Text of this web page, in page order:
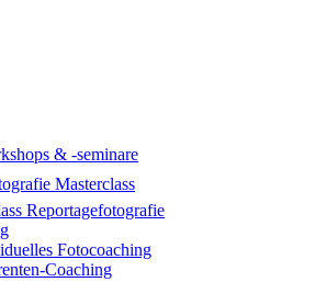
& -seminare
Masterclass
Reportagefotografie
Fotocoaching
Coaching